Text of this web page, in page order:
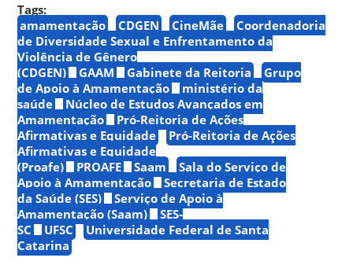
Tags:
amamentação
CDGEN CineMãe
Coordenadoria
de Diversidade Sexual e Enfrentamento da
Violência de Gênero
(CDGEN)
GAAM Gabinete da Reitoria
Grupo
de Apoio à Amamentação
ministério da
saúde
Núcleo de Estudos Avançados em
Amamentação
Pró-Reitoria de Ações
Afirmativas e Equidade
Pró-Reitoria de Ações
Afirmativas e Equidade
(Proafe)
PROAFE Saam
Sala do Serviço de
Apoio à Amamentação
Secretaria de Estado
da Saúde (SES)
Serviço de Apoio à
Amamentação (Saam)
SES-
SC
UFSC
Universidade Federal de Santa
Catarina